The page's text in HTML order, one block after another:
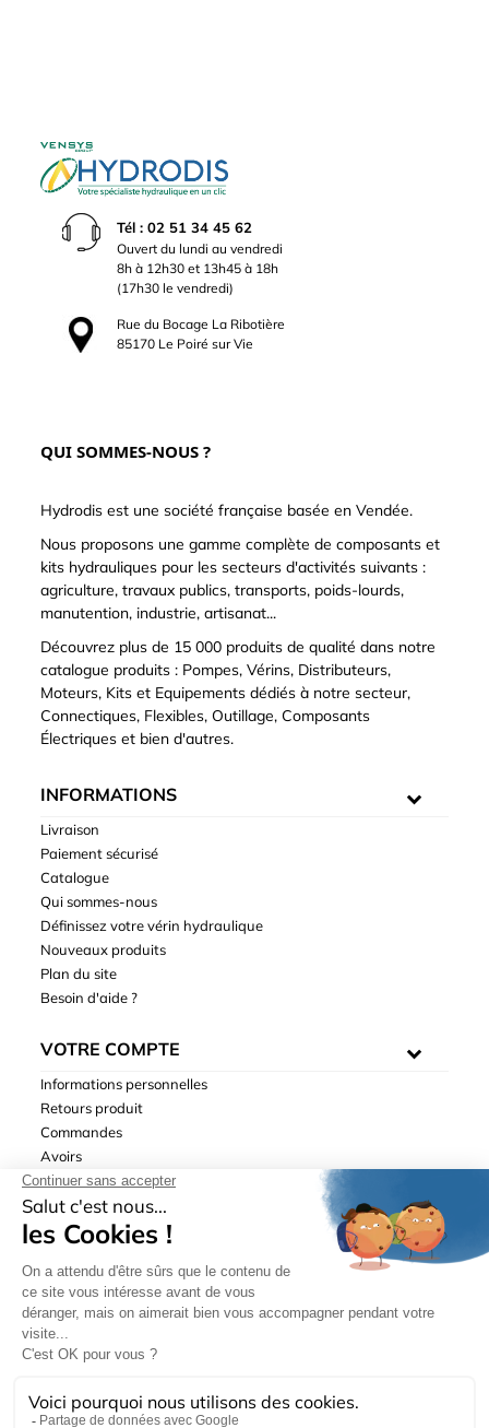
Tél : 02 51 34 45 62
Ouvert du lundi au vendredi
8h à 12h30 et 13h45 à 18h
(17h30 le vendredi)
Rue du Bocage La Ribotière
85170 Le Poiré sur Vie
QUI SOMMES-NOUS ?
Hydrodis est une société française basée en Vendée.
Nous proposons une gamme complète de composants et
kits hydrauliques pour les secteurs d'activités suivants :
agriculture, travaux publics, transports, poids-lourds,
manutention, industrie, artisanat...
Découvrez plus de 15 000 produits de qualité dans notre
catalogue produits : Pompes, Vérins, Distributeurs,
Moteurs, Kits et Equipements dédiés à notre secteur,
Connectiques, Flexibles, Outillage, Composants
Électriques et bien d'autres.
INFORMATIONS
Livraison
Paiement sécurisé
Catalogue
Qui sommes-nous
Définissez votre vérin hydraulique
Nouveaux produits
Plan du site
Besoin d'aide ?
VOTRE COMPTE
Informations personnelles
Retours produit
Commandes
Avoirs
Adresses
Bons de réduction
de ventes| © Hydrodis 2003-2026. Tous droits réservés